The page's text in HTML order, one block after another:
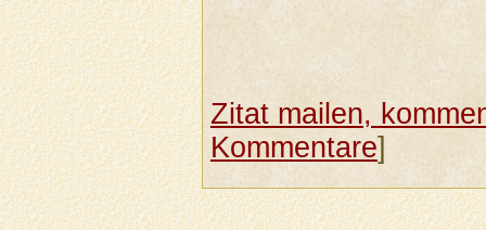
Zitat mailen,
Kommentare]